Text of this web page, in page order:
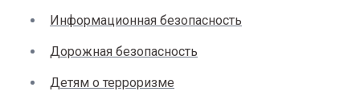
Информационная безопасность
Дорожная безопасность
Детям о терроризме